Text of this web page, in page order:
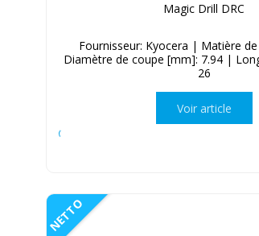
Magic Drill DRC
Fournisseur: Kyocera | Matière
Diamètre de coupe [mm]: 7.94 |
26
Voir article
NETTO